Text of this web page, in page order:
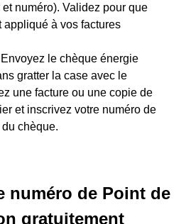
numéro). Validez pour que
appliqué à vos factures
Envoyez le chèque énergie
gratter la case avec le
une facture ou une copie de
et inscrivez votre numéro de
chèque.